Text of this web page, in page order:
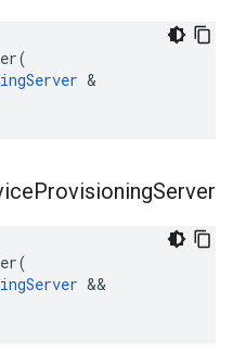
(
&
ProvisioningServer
(
&&